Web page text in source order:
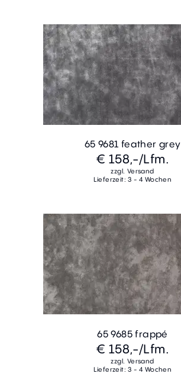
65 9681 feather grey
€ 158,-/Lfm.
zzgl. Versand
Lieferzeit: 3 - 4 Wochen
65 9685 frappé
€ 158,-/Lfm.
zzgl. Versand
Lieferzeit: 3 - 4 Wochen